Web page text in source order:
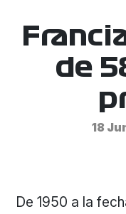
de
18
De 1950 a la